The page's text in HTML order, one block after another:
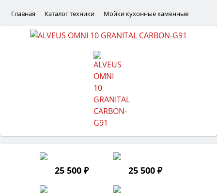
Главная Каталог техники Мойки кухонные каменные
25 500 ₽ 25 500 ₽